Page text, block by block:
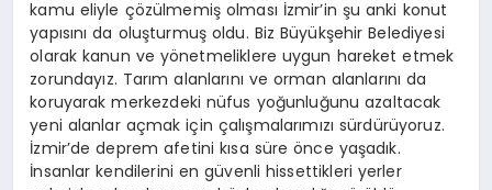
kamu eliyle çözülmemiş olması İzmir’in şu anki konut
yapısını da oluşturmuş oldu. Biz Büyükşehir Belediyesi
olarak kanun ve yönetmeliklere uygun hareket etmek
zorundayız. Tarım alanlarını ve orman alanlarını da
koruyarak merkezdeki nüfus yoğunluğunu azaltacak
yeni alanlar açmak için çalışmalarımızı sürdürüyoruz.
İzmir’de deprem afetini kısa süre önce yaşadık.
İnsanlar kendilerini en güvenli hissettikleri yerler